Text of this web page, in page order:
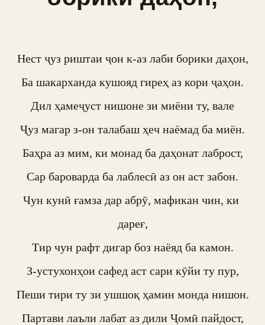
Нест ҷуз риштаи ҷон к-аз лаби борики даҳон,
Ба шакарханда кушояд гиреҳ аз кори ҷаҳон.
Дил ҳамеҷуст нишоне зи миёни ту, вале
Ҷуз магар з-он талабаш ҳеч наёмад ба миён.
Баҳра аз мим, ки монад ба даҳонат лаброст,
Сар бароварда ба лаблесӣ аз он аст забон.
Чун кунӣ ғамза дар абрӯ, мафикан чин, ки
дареғ,
Тир чун рафт дигар боз наёяд ба камон.
З-устухонҳои сафед аст сари кӯйи ту пур,
Пеши тири ту зи ушшоқ ҳамин монда нишон.
Партави лаъли лабат аз дили Ҷомӣ пайдост,